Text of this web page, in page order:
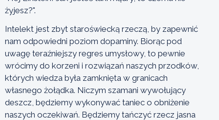
żyjesz?".
Intelekt jest zbyt staroświecką rzeczą, by zapewnić
nam odpowiedni poziom dopaminy. Biorąc pod
uwagę teraźniejszy regres umysłowy, to pewnie
wrócimy do korzeni i rozwiązań naszych przodków,
których wiedza była zamknięta w granicach
własnego żołądka. Niczym szamani wywołujący
deszcz, będziemy wykonywać taniec o obniżenie
naszych oczekiwań. Będziemy tańczyć rzecz jasna